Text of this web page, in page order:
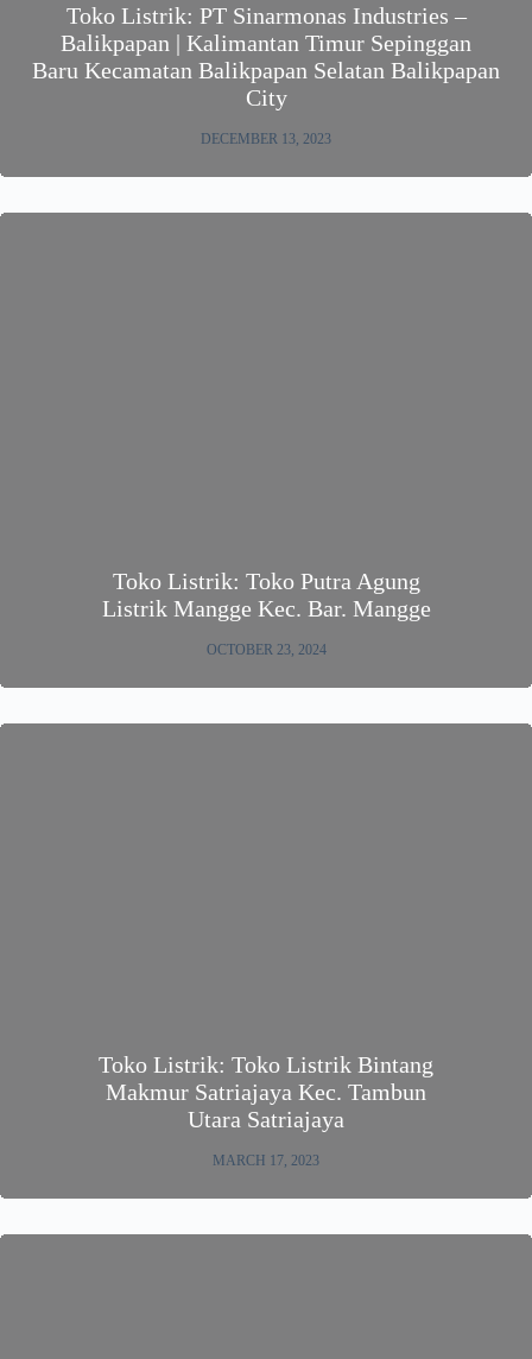
Toko Listrik: PT Sinarmonas Industries –
Balikpapan | Kalimantan Timur Sepinggan
Baru Kecamatan Balikpapan Selatan Balikpapan
City
DECEMBER 13, 2023
Toko Listrik: Toko Putra Agung
Listrik Mangge Kec. Bar. Mangge
OCTOBER 23, 2024
Toko Listrik: Toko Listrik Bintang
Makmur Satriajaya Kec. Tambun
Utara Satriajaya
MARCH 17, 2023